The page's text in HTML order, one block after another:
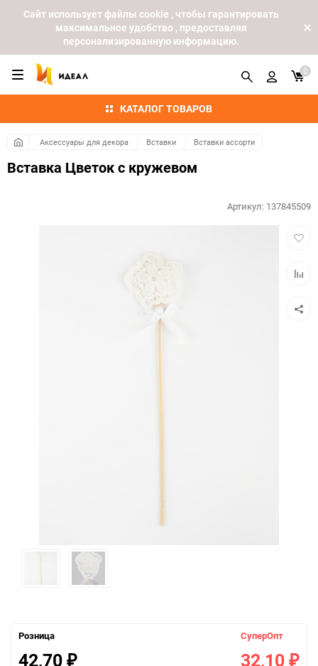
Cайт использует файлы cookie , чтобы гарантировать
максимальное удобство , предоставляя
персонализированную информацию.
КАТАЛОГ ТОВАРОВ
0
Аксессуары для декора Вставки Вставки ассорти
Вставка Цветок с кружевом
Артикул: 137845509
Розница
42,70 ₽
СуперОпт
32,10 ₽